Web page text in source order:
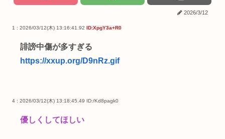
2026/3/12
1 : 2026/03/12(木) 13:16:41.92 ID:XpgY3a+R0
誹謗中傷が多すぎる
https://xxup.org/D9nRz.gif
4 : 2026/03/12(木) 13:18:45.49 ID:/Kd8pagk0
優しくしてほしい